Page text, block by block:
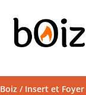
Boiz / Insert et Foyer